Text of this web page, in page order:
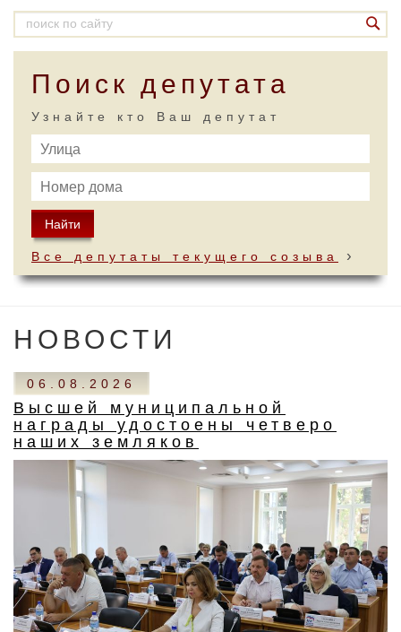
Поиск депутата
Узнайте кто Ваш депутат
Все депутаты текущего созыва ›
НОВОСТИ
06.08.2026
Высшей муниципальной
награды удостоены четверо
наших земляков